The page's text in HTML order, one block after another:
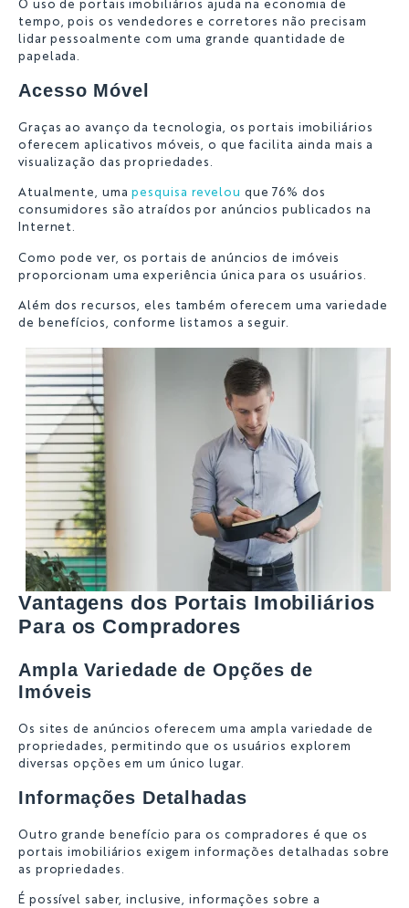
O uso de portais imobiliários ajuda na economia de
tempo, pois os vendedores e corretores não precisam
lidar pessoalmente com uma grande quantidade de
papelada.
Acesso Móvel
Graças ao avanço da tecnologia, os portais imobiliários
oferecem aplicativos móveis, o que facilita ainda mais a
visualização das propriedades.
Atualmente, umapesquisa revelou que 76% dos
consumidores são atraídos por anúncios publicados na
Internet.
Como pode ver, os portais de anúncios de imóveis
proporcionam uma experiência única para os usuários.
Além dos recursos, eles também oferecem uma variedade
de benefícios, conforme listamos a seguir.
Vantagens dos Portais Imobiliários
Para os Compradores
Ampla Variedade de Opções de
Imóveis
Os sites de anúncios oferecem uma ampla variedade de
propriedades, permitindo que os usuários explorem
diversas opções em um único lugar.
Informações Detalhadas
Outro grande benefício para os compradores é que os
portais imobiliários exigem informações detalhadas sobre
as propriedades.
É possível saber, inclusive, informações sobre a